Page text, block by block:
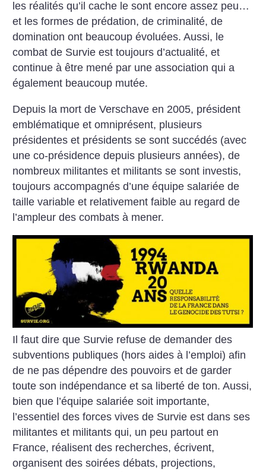
les réalités qu’il cache le sont encore assez peu…
et les formes de prédation, de criminalité, de
domination ont beaucoup évoluées. Aussi, le
combat de Survie est toujours d’actualité, et
continue à être mené par une association qui a
également beaucoup mutée.
Depuis la mort de Verschave en 2005, président
emblématique et omniprésent, plusieurs
présidentes et présidents se sont succédés (avec
une co-présidence depuis plusieurs années), de
nombreux militantes et militants se sont investis,
toujours accompagnés d’une équipe salariée de
taille variable et relativement faible au regard de
l’ampleur des combats à mener.
Il faut dire que Survie refuse de demander des
subventions publiques (hors aides à l’emploi) afin
de ne pas dépendre des pouvoirs et de garder
toute son indépendance et sa liberté de ton. Aussi,
bien que l’équipe salariée soit importante,
l’essentiel des forces vives de Survie est dans ses
militantes et militants qui, un peu partout en
France, réalisent des recherches, écrivent,
organisent des soirées débats, projections,